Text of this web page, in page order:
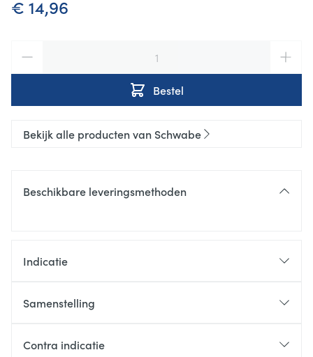
€ 14,96
Bestel
Bekijk alle producten van Schwabe
Beschikbare leveringsmethoden
Indicatie
Samenstelling
Contra indicatie